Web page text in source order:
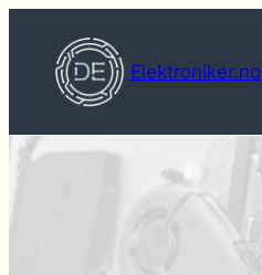
innhold
Elektroniker.no